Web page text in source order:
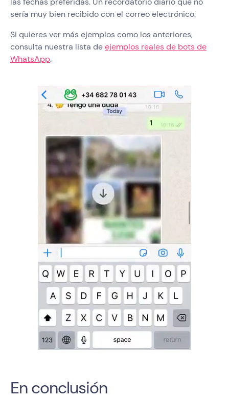
sería muy bien recibido con el correo electrónico.
Si quieres ver más ejemplos como los anteriores,
consulta nuestra lista deejemplos reales de bots de
WhatsApp.
En conclusión